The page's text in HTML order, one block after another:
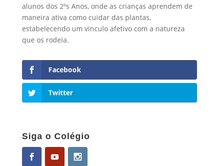
alunos dos 2ºs Anos, onde as crianças aprendem de
maneira ativa como cuidar das plantas,
estabelecendo um vinculo afetivo com a natureza
que os rodeia.
Facebook
Twitter
Siga o Colégio